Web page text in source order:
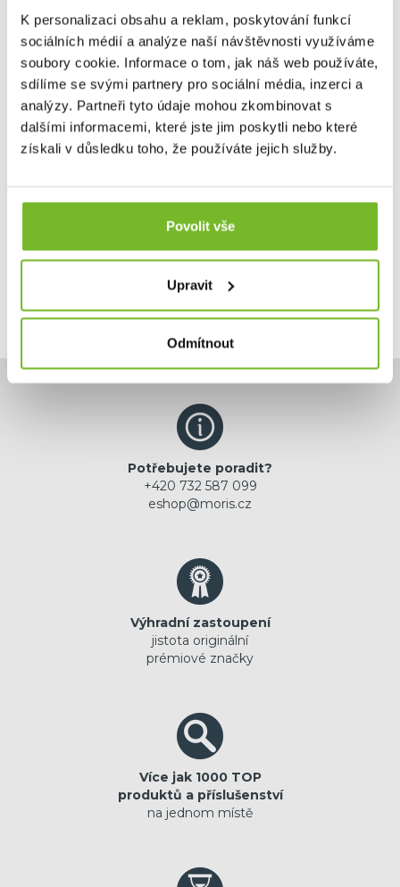
K personalizaci obsahu a reklam, poskytování funkcí
sociálních médií a analýze naší návštěvnosti využíváme
soubory cookie. Informace o tom, jak náš web používáte,
sdílíme se svými partnery pro sociální média, inzerci a
analýzy. Partneři tyto údaje mohou zkombinovat s
dalšími informacemi, které jste jim poskytli nebo které
získali v důsledku toho, že používáte jejich služby.
Povolit vše
Upravit
Odmítnout
Svítilna Ledlenser P6R Work
Nové ruční svítilny Ledlenser série P nabízí řadu
špičkových...
119,00 €
Skladem: posledních 5 ks
Kód: 502186
Potřebujete poradit?
+420 732 587 099
eshop@moris.cz
Výhradní zastoupení
jistota originální
prémiové značky
Více jak 1000 TOP
produktů a příslušenství
na jednom místě